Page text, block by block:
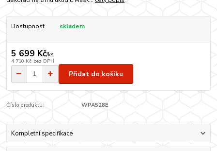
Dostupnost skladem
5 699 Kč/ks
4 710 Kč bez DPH
Přidat do košíku
Číslo produktu: WPA528E
Kompletní specifikace